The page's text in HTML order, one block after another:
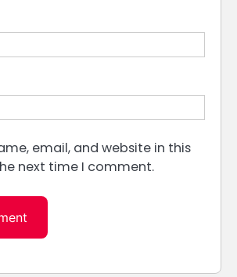
email, and website in this
next time I comment.